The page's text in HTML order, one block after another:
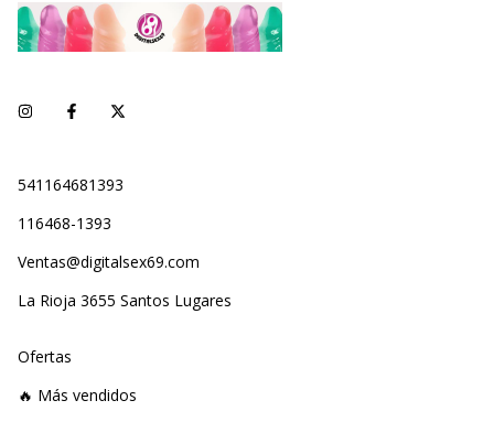
541164681393
116468-1393
Ventas@digitalsex69.com
La Rioja 3655 Santos Lugares
Ofertas
🔥 Más vendidos